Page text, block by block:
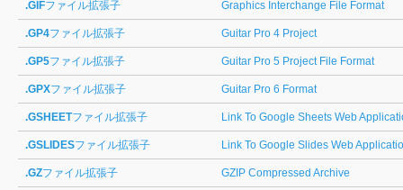
.GIFファイル拡張子 Graphics Interchange File Format
.GP4ファイル拡張子 Guitar Pro 4 Project
.GP5ファイル拡張子 Guitar Pro 5 Project File Format
.GPXファイル拡張子 Guitar Pro 6 Format
.GSHEETファイル拡張子 Link To Google Sheets Web
.GSLIDESファイル拡張子 Link To Google Slides Web
.GZファイル拡張子 GZIP Compressed Archive